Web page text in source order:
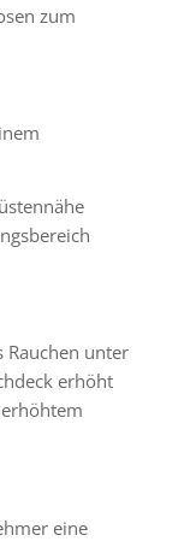
zum
Rauchen unter
erhöht
eine